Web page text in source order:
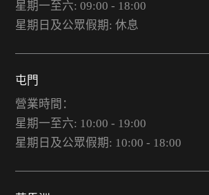
星期一至六: 09:00 - 18:00
星期日及公眾假期: 休息
屯門
營業時間：
星期一至六: 10:00 - 19:00
星期日及公眾假期: 10:00 - 18:00